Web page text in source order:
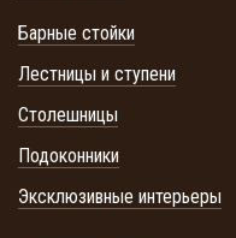
Барные стойки
Лестницы и ступени
Столешницы
Подоконники
Эксклюзивные интерьеры